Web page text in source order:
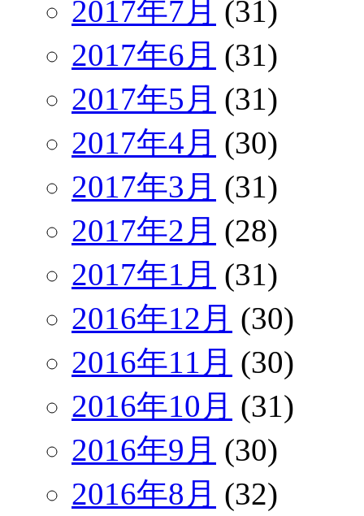
2017年7月 (31)
2017年6月 (31)
2017年5月 (31)
2017年4月 (30)
2017年3月 (31)
2017年2月 (28)
2017年1月 (31)
2016年12月 (30)
2016年11月 (30)
2016年10月 (31)
2016年9月 (30)
2016年8月 (32)